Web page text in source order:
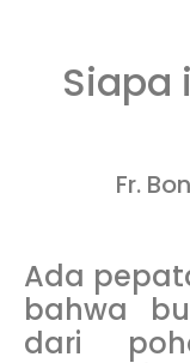
Siapa
Fr.
Ada
bahwa
dari